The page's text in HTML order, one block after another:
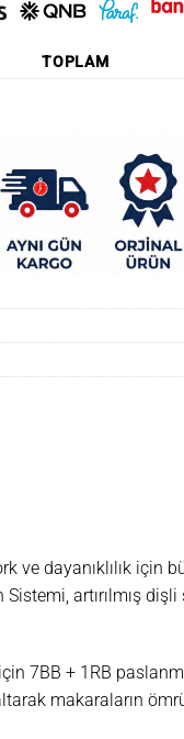
TOPLAM
ve dayanıklılık için
artırılmış
7BB + 1RB
makaraların